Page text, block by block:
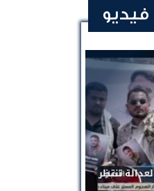
فيديو
تنتظر